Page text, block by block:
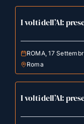
I volti dell’AI:
ROMA, 17
Roma
I volti dell’AI: